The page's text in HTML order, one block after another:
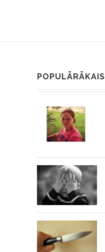
POPULĀRĀKAIS